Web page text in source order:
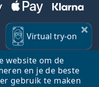
website om de
en je de beste
gebruik te maken
Virtual try-on